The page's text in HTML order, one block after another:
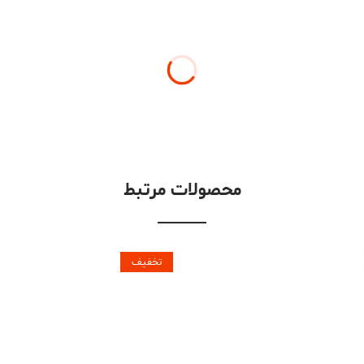
محصولات مرتبط
تخفیف